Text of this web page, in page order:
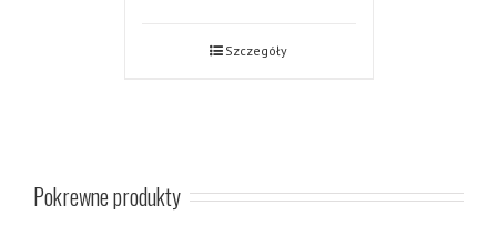
Szczegóły
Pokrewne produkty